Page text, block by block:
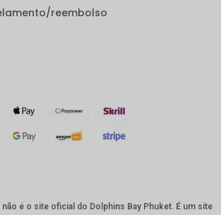
suíço
australia
reembolso
é o site oficial do Dolphins Bay Phuket. É um site